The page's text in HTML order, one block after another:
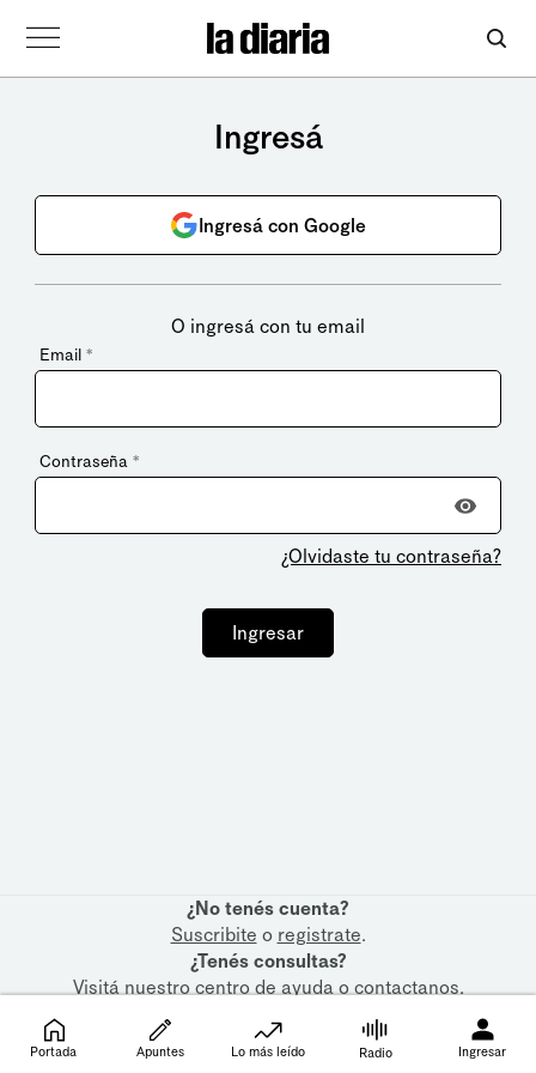
Ingresá
Ingresá con Google
O ingresá con tu email
Email *
Contraseña *
¿Olvidaste tu contraseña?
Ingresar
¿No tenés cuenta?
Suscribite o registrate.
¿Tenés consultas?
Visitá nuestrocentro de ayudaocontactanos.
Portada Apuntes Lo más leído Radio Ingresar